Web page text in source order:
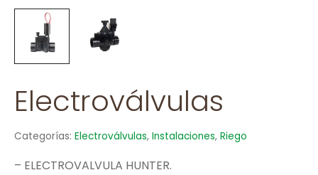
Electroválvulas
Categorías: Electroválvulas, Instalaciones, Riego
– ELECTROVALVULA HUNTER.